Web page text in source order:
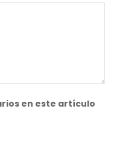
en este artículo